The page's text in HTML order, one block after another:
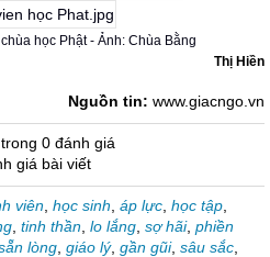
học Phật - Ảnh: Chùa Bằng
Thị Hiền
Nguồn tin: www.giacngo.vn
0 đánh giá
giá bài viết
viên học sinh áp lực học tập
tinh thần lo lắng sợ hãi, phiền
lòng giáo lý, gần gũi, sâu sắc